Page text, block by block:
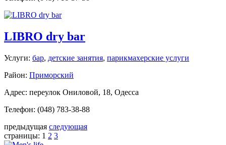
LIBRO dry bar
Услуги: бар, детские занятия, парикмахерские услуги
Район: Приморский
Адрес: переулок Ониловой, 18, Одесса
Телефон: (048) 783-38-88
предыдущая следующая
страницы: 1 2 3